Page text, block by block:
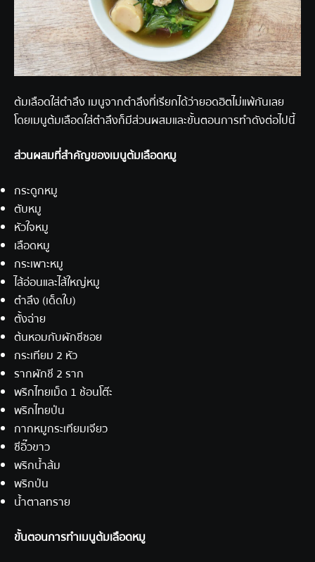
ต้มเลือดใส่ตำลึง เมนูจากตำลึงที่เรียกได้ว่ายอดฮิตไม่แพ้กันเลย
โดยเมนูต้มเลือดใส่ตำลึงก็มีส่วนผสมและขั้นตอนการทำดังต่อไปนี้
ส่วนผสมที่สำคัญของเมนูต้มเลือดหมู
กระดูกหมู
ตับหมู
หัวใจหมู
เลือดหมู
กระเพาะหมู
ไส้อ่อนและไส้ใหญ่หมู
ตำลึง (เด็ดใบ)
ตั้งฉ่าย
ต้นหอมกับผักชีซอย
กระเทียม 2 หัว
รากผักชี 2 ราก
พริกไทยเม็ด 1 ช้อนโต๊ะ
พริกไทยป่น
กากหมูกระเทียมเจียว
ซีอิ๊วขาว
พริกน้ำส้ม
พริกป่น
น้ำตาลทราย
ขั้นตอนการทำเมนูต้มเลือดหมู